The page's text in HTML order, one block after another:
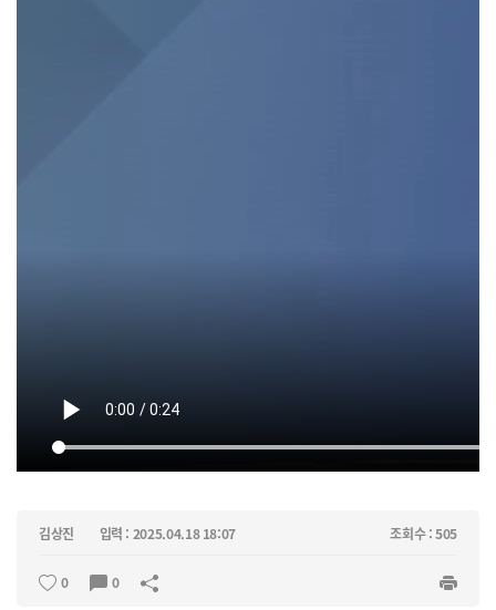
김상진 입력 : 2025.04.18 18:07 조회수 : 505
0 0